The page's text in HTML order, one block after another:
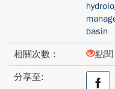
basin
相關次數： 點
分享至:
分